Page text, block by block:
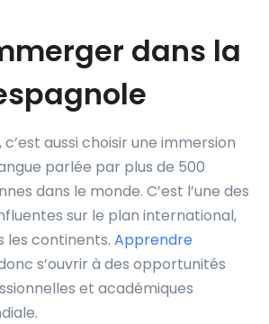
dans la
c’est aussi choisir une immersion
parlée par plus de 500
dans le monde. C’est l’une des
sur le plan international,
les continents. Apprendre
s’ouvrir à des opportunités
et académiques